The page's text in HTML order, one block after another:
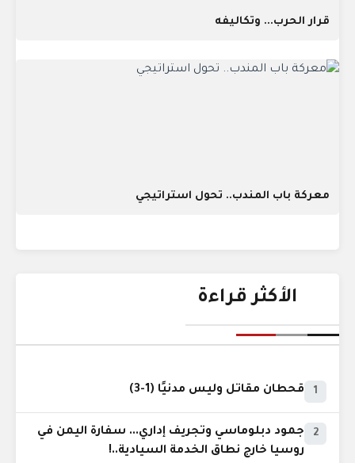
قرار الحرب... وتكاليفه
معركة باب المندب.. تحول استراتيجي
الأكثر قراءة
1 قحطان مقاتل وليس مدنيًا (1-3)
2
جمود دبلوماسي وتجريف إداري... سفارة اليمن في
روسيا خارج نطاق الخدمة السيادية..!